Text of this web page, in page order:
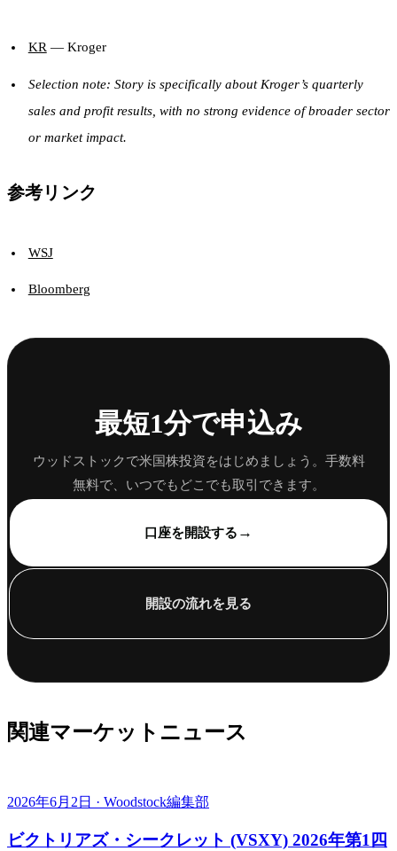
KR— Kroger
Selection note: Story is specifically about Kroger’s quarterly
sales and profit results, with no strong evidence of broader sector
or market impact.
参考リンク
WSJ
Bloomberg
最短1分で申込み
ウッドストックで米国株投資をはじめましょう。手数料
無料で、いつでもどこでも取引できます。
口座を開設する →
開設の流れを見る
関連マーケットニュース
2026年6月2日 · Woodstock編集部
ビクトリアズ・シークレット (VSXY) 2026年第1四